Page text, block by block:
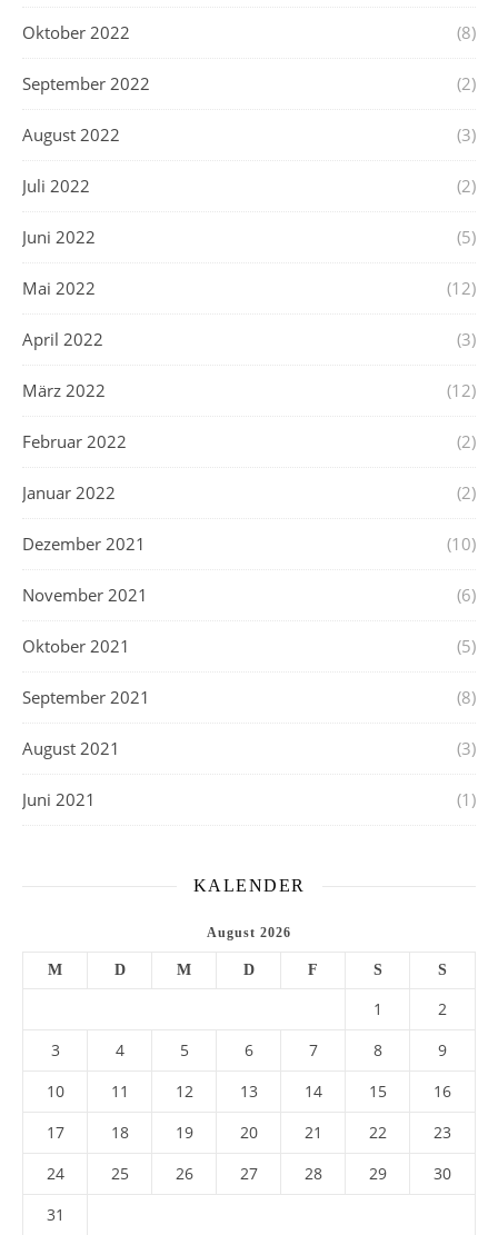
Oktober 2022 (8)
September 2022 (2)
August 2022 (3)
Juli 2022 (2)
Juni 2022 (5)
Mai 2022 (12)
April 2022 (3)
März 2022 (12)
Februar 2022 (2)
Januar 2022 (2)
Dezember 2021 (10)
November 2021 (6)
Oktober 2021 (5)
September 2021 (8)
August 2021 (3)
Juni 2021 (1)
KALENDER
August 2026
M D M D F S S
1
2
3
4 5 6 7 8
9
10
11 12 13 14 15
16
17
18 19 20 21 22
23
24
25 26 27 28 29
30
31